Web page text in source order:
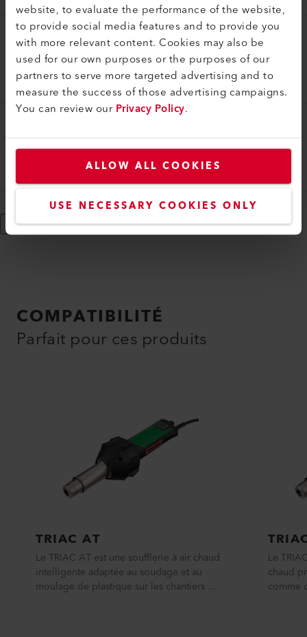
website, to evaluate the performance of the website,
to provide social media features and to provide you
with more relevant content. Cookies may also be
used for our own purposes or the purposes of our
partners to serve more targeted advertising and to
measure the success of those advertising campaigns.
You can review ourPrivacy Policy.
ALLOW ALL COOKIES
USE NECESSARY COOKIES ONLY
Buse tubulaire
Buse tubulaire (ø 36.5) ø 5 mm, 150 mm
105.818
Buse tubulaire (ø 36.5) ø 5 mm, 45 mm
105.819
Afficher plus
COMPATIBILITÉ
Parfait pour ces produits
TRIAC AT
Le TRIAC AT est une soufflerie à air chaud
intelligente adaptée au soudage et au
moulage de plastique sur les chantiers ...
Le
chaud
comme